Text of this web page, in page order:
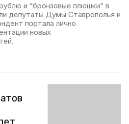
и “бронзовые плюшки” в
депутаты Думы Ставрополья и
портала лично
новых